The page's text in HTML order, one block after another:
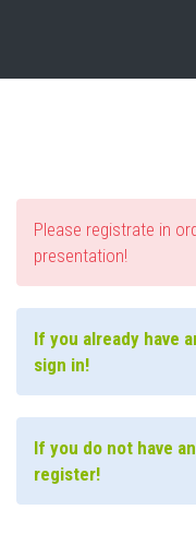
Please registrate in
presentation!
If you already have
sign in!
If you do not have
register!